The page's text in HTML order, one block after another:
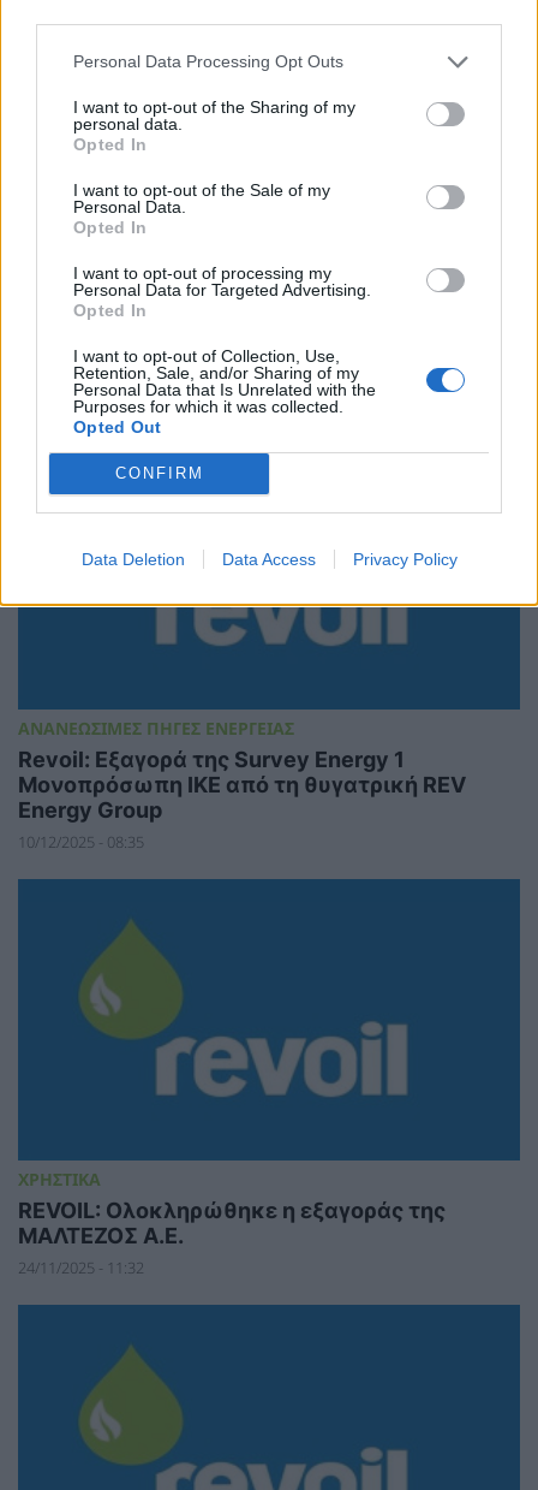
Personal Data Processing Opt Outs
I want to opt-out of the Sharing of my
personal data.
Opted In
I want to opt-out of the Sale of my
Personal Data.
Opted In
I want to opt-out of processing my
Personal Data for Targeted Advertising.
Opted In
I want to opt-out of Collection, Use,
Retention, Sale, and/or Sharing of my
Personal Data that Is Unrelated with the
Purposes for which it was collected.
Opted Out
CONFIRM
Data Deletion Data Access Privacy Policy
ΗΛΕΚΤΡΙΣΜΟΣ
Όμιλος ΔΕΗ: Νέα ορόσημα και ενισχυμένη
Ανάπτυξης
19/12/2025 - 13:31
ΑΝΑΝΕΩΣΙΜΕΣ ΠΗΓΕΣ ΕΝΕΡΓΕΙΑΣ
Revoil: Εξαγορά της Survey Energy 1
Μονοπρόσωπη ΙΚΕ από τη θυγατρική REV
Energy Group
10/12/2025 - 08:35
ΧΡΗΣΤΙΚΑ
REVOIL: Ολοκληρώθηκε η εξαγοράς της
ΜΑΛΤΕΖΟΣ Α.Ε.
24/11/2025 - 11:32